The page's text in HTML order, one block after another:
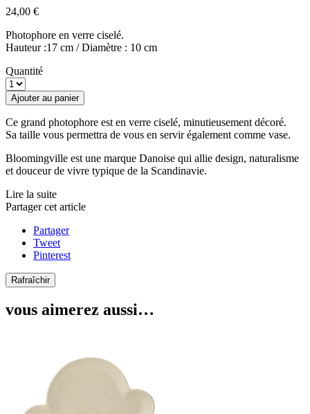
24,00 €
Photophore en verre ciselé.
Hauteur :17 cm / Diamètre : 10 cm
Quantité
Ajouter au panier
Ce grand photophore est en verre ciselé, minutieusement décoré.
Sa taille vous permettra de vous en servir également comme vase.
Bloomingville est une marque Danoise qui allie design, naturalisme
et douceur de vivre typique de la Scandinavie.
Lire la suite
Partager cet article
Partager
Tweet
Pinterest
vous aimerez aussi…